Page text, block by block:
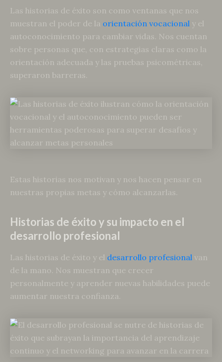
Las historias de éxito son como ventanas que nos
muestran el poder de la orientación vocacional y el
autoconocimiento para cambiar vidas. Nos cuentan
sobre personas que, con estrategias claras como la
orientación adecuada y las pruebas psicométricas,
superaron barreras.
Estas historias nos motivan y nos hacen pensar en
nuestras propias metas y cómo alcanzarlas.
Historias de éxito y su impacto en el
desarrollo profesional
Las historias de éxito y el desarrollo profesional van
de la mano. Nos muestran que crecer
personalmente y aprender nuevas habilidades puede
aumentar nuestra confianza.